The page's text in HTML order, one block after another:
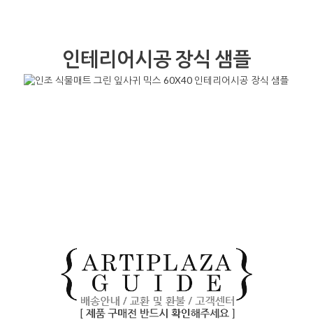
인테리어시공 장식 샘플